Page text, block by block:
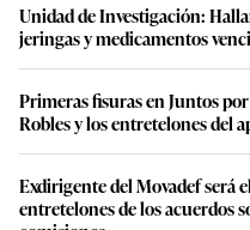
Unidad de Investigación:
jeringas y medicamentos
Primeras fisuras en Juntos
Robles y los entretelones del
Exdirigente del Movadef será
entretelones de los acuerdos